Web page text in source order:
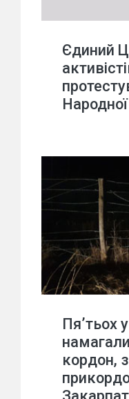
Єдиний
Пя’тьох
кордон,